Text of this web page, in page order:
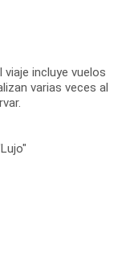
incluye vuelos
varias veces al